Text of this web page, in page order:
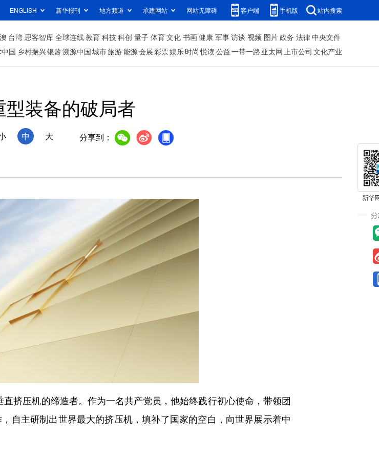
ENGLISH 新华报刊 地方频道 承建网站 网站无障碍 客户端 手机版 站内搜索
台湾 思客智库 全球连线教育 科技科创 量子 体育文化 书画健康 军事访谈 视频 图片政务 法律中央文件
国 乡村振兴银龄溯源中国城市旅游能源会展彩票娱乐时尚 悦读公益一带一路 亚太网上市公司 文化产业
型装备的破局者
中 大 分享到：
压机的缔造者。作为一名共产党员，他始终践行初心使命，带领团
自主研制出世界最大的挤压机，填补了国家的空白，向世界展示着中